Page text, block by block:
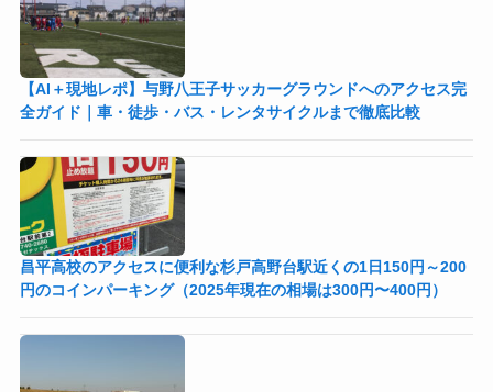
【AI＋現地レポ】与野八王子󠁣󠁴󠁿󠁣󠁴󠁿サッカーグラウンドへのアクセス完
全ガイド｜車・徒歩・バス・レンタサイクルまで徹底比較
昌平高校のアクセスに便利な杉戸高野台駅近くの1日150円～200
円のコインパーキング（2025年現在の相場は300円〜400円）